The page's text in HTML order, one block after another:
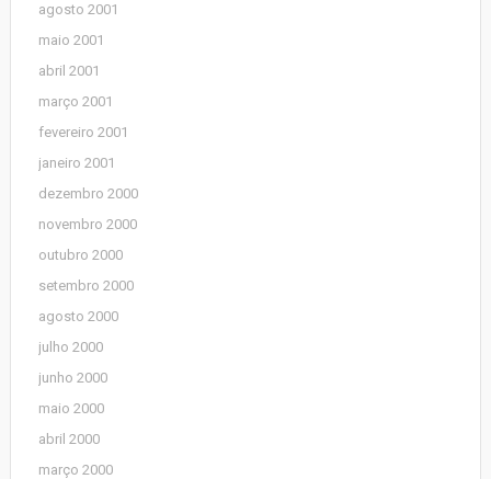
agosto 2001
maio 2001
abril 2001
março 2001
fevereiro 2001
janeiro 2001
dezembro 2000
novembro 2000
outubro 2000
setembro 2000
agosto 2000
julho 2000
junho 2000
maio 2000
abril 2000
março 2000